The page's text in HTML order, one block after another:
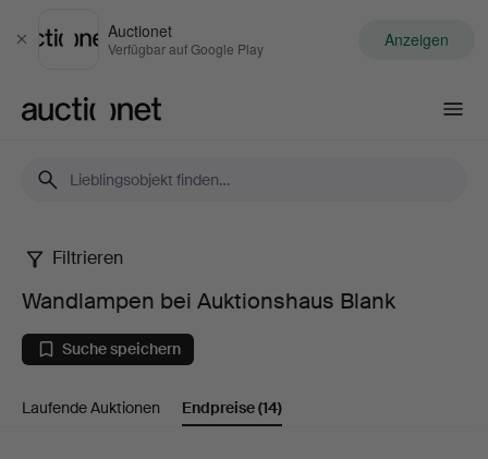
Schließen
Auctionet
Verfügbar auf Google Play Anzeigen
Wandlampen
bei
Auktionshaus
Blank
Filtrieren
Wandlampen bei Auktionshaus Blank
Suche speichern
Laufende Auktionen Endpreise(14)